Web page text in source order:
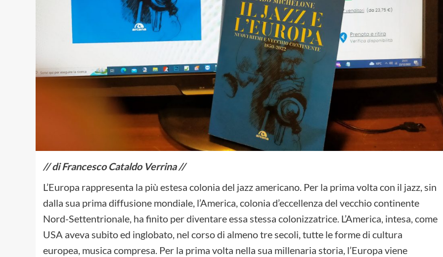
// di Francesco Cataldo Verrina //
L’Europa rappresenta la più estesa colonia del jazz americano. Per la prima volta con il jazz, sin
dalla sua prima diffusione mondiale, l’America, colonia d’eccellenza del vecchio continente
Nord-Settentrionale, ha finito per diventare essa stessa colonizzatrice. L’America, intesa, come
USA aveva subito ed inglobato, nel corso di almeno tre secoli, tutte le forme di cultura
europea, musica compresa. Per la prima volta nella sua millenaria storia, l’Europa viene